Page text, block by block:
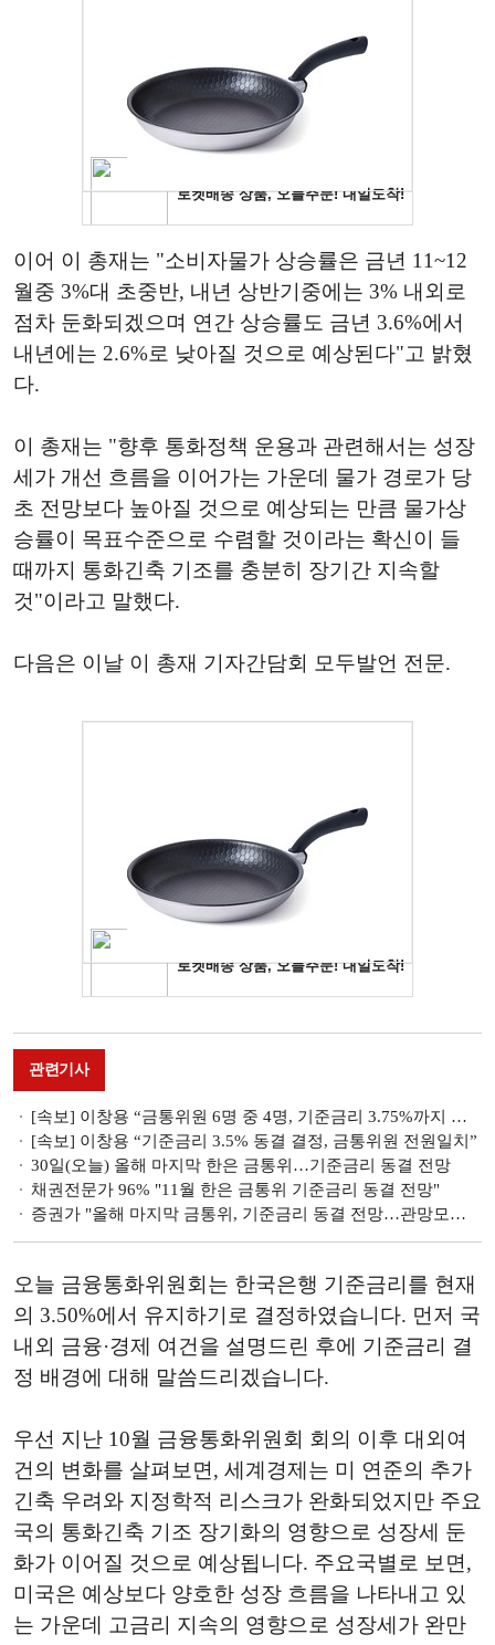
이어 이 총재는 "소비자물가 상승률은 금년 11~12
월중 3%대 초중반, 내년 상반기중에는 3% 내외로
점차 둔화되겠으며 연간 상승률도 금년 3.6%에서
내년에는 2.6%로 낮아질 것으로 예상된다"고 밝혔
다.
이 총재는 "향후 통화정책 운용과 관련해서는 성장
세가 개선 흐름을 이어가는 가운데 물가 경로가 당
초 전망보다 높아질 것으로 예상되는 만큼 물가상
승률이 목표수준으로 수렴할 것이라는 확신이 들
때까지 통화긴축 기조를 충분히 장기간 지속할
것"이라고 말했다.
다음은 이날 이 총재 기자간담회 모두발언 전문.
관련기사
[속보] 이창용 “금통위원 6명 중 4명, 기준금리 3.75%까지 추가 인상 가능성 열어놔”
[속보] 이창용 “기준금리 3.5% 동결 결정, 금통위원 전원일치”
30일(오늘) 올해 마지막 한은 금통위…기준금리 동결 전망
채권전문가 96% "11월 한은 금통위 기준금리 동결 전망"
증권가 "올해 마지막 금통위, 기준금리 동결 전망…관망모드(Wait and See) 예상"
오늘 금융통화위원회는 한국은행 기준금리를 현재
의 3.50%에서 유지하기로 결정하였습니다. 먼저 국
내외 금융·경제 여건을 설명드린 후에 기준금리 결
정 배경에 대해 말씀드리겠습니다.
우선 지난 10월 금융통화위원회 회의 이후 대외여
건의 변화를 살펴보면, 세계경제는 미 연준의 추가
긴축 우려와 지정학적 리스크가 완화되었지만 주요
국의 통화긴축 기조 장기화의 영향으로 성장세 둔
화가 이어질 것으로 예상됩니다. 주요국별로 보면,
미국은 예상보다 양호한 성장 흐름을 나타내고 있
는 가운데 고금리 지속의 영향으로 성장세가 완만